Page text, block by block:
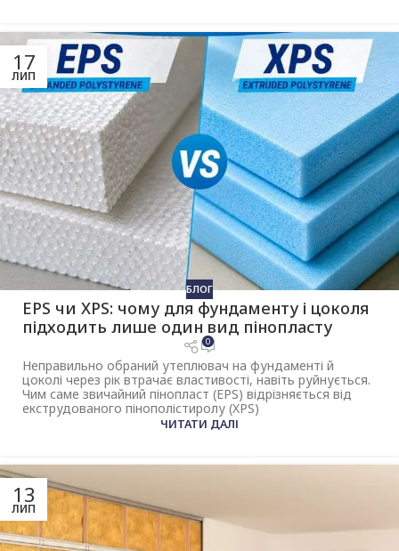
17
ЛИП
БЛОГ
EPS чи XPS: чому для фундаменту і цоколя
підходить лише один вид пінопласту
0
Неправильно обраний утеплювач на фундаменті й
цоколі через рік втрачає властивості, навіть руйнується.
Чим саме звичайний пінопласт (EPS) відрізняється від
екструдованого пінополістиролу (XPS)
ЧИТАТИ ДАЛІ
13
ЛИП